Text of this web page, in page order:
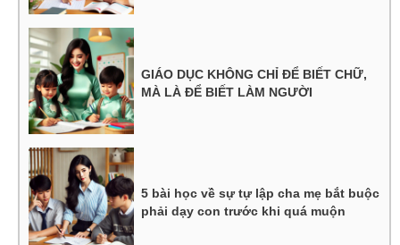
GIÁO DỤC KHÔNG CHỈ ĐỂ BIẾT CHỮ,
MÀ LÀ ĐỂ BIẾT LÀM NGƯỜI
5 bài học về sự tự lập cha mẹ bắt buộc
phải dạy con trước khi quá muộn